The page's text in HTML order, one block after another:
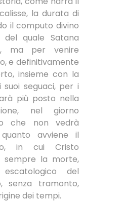
la durata di
il computo divino
quale Satana
ma per venire
e definitivamente
insieme con la
seguaci, per i
più posto nella
nel giorno
che non vedrà
avviene il
in cui Cristo
sempre la morte,
del
senza tramonto,
dei tempi.